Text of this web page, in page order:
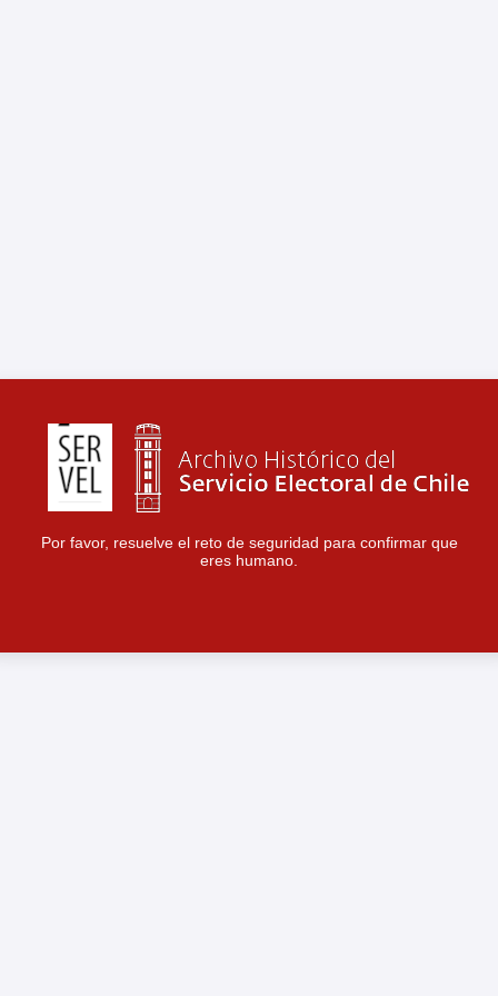
Por favor, resuelve el reto de seguridad para confirmar que
eres humano.